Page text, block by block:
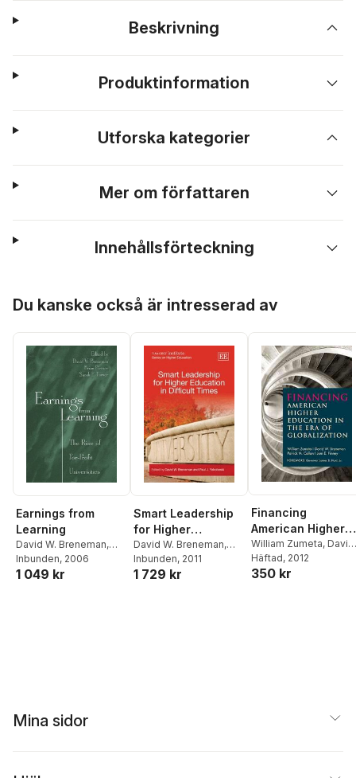
Beskrivning
Produktinformation
Utforska kategorier
Mer om författaren
Innehållsförteckning
Du kanske också är intresserad av
Earnings from
Learning
David W. Breneman,
Brian Pusser,Sarah E.
Turner
Inbunden, 2006
1 049 kr
Smart Leadership
for Higher
Education in
Difficult Times
David W. Breneman,
Paul J. Yakoboski
Inbunden, 2011
1 729 kr
Financing
American Higher
Education in the
Era of
William Zumeta, David
W. Breneman
Häftad, 2012
350 kr
Mina sidor